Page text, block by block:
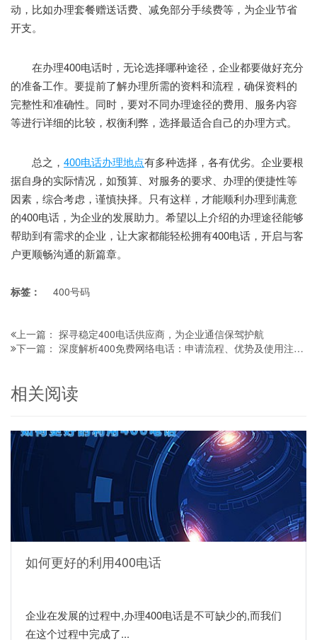
动，比如办理套餐赠送话费、减免部分手续费等，为企业节省
开支。
在办理400电话时，无论选择哪种途径，企业都要做好充分
的准备工作。要提前了解办理所需的资料和流程，确保资料的
完整性和准确性。同时，要对不同办理途径的费用、服务内容
等进行详细的比较，权衡利弊，选择最适合自己的办理方式。
总之， 400电话办理地点有多种选择，各有优劣。企业要根
据自身的实际情况，如预算、对服务的要求、办理的便捷性等
因素，综合考虑，谨慎抉择。只有这样，才能顺利办理到满意
的400电话，为企业的发展助力。希望以上介绍的办理途径能够
帮助到有需求的企业，让大家都能轻松拥有400电话，开启与客
户更顺畅沟通的新篇章。
标签： 400号码
上一篇： 探寻稳定400电话供应商，为企业通信保驾护航
下一篇： 深度解析400免费网络电话：申请流程、优势及使用注意事项
相关阅读
如何更好的利用400电话
企业在发展的过程中,办理400电话是不可缺少的,而我们
在这个过程中完成了...